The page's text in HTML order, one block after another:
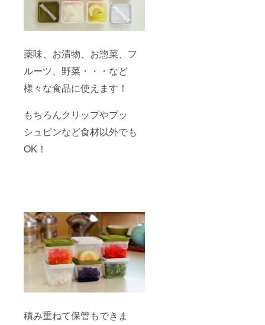
薬味、お漬物、お惣菜、フ
ルーツ、野菜・・・など
様々な食品に使えます！
もちろんクリップやプッ
シュピンなど食材以外でも
OK！
積み重ねて保管もできま